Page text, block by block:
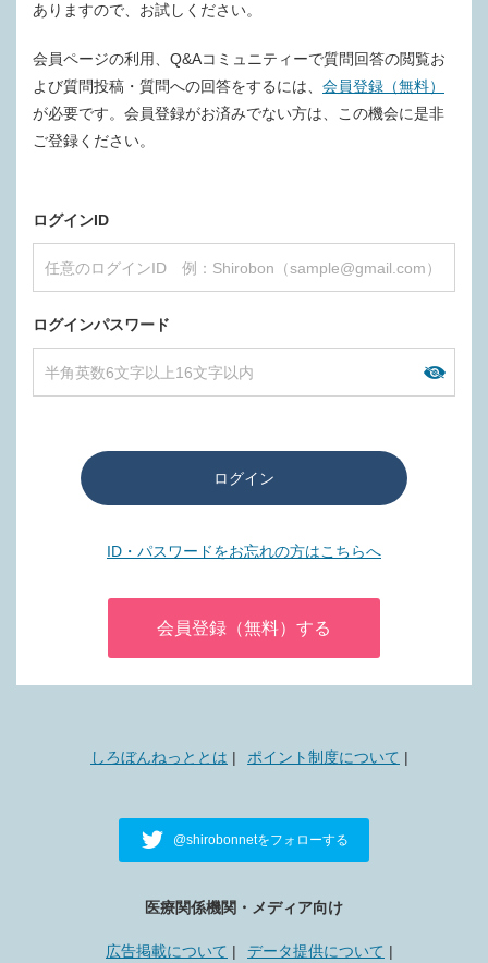
ありますので、お試しください。
会員ページの利用、Q&Aコミュニティーで質問回答の閲覧お
よび質問投稿・質問への回答をするには、 会員登録（無料）
が必要です。会員登録がお済みでない方は、この機会に是非
ご登録ください。
ログインID
ログインパスワード
ログイン
ID・パスワードをお忘れの方はこちらへ
会員登録（無料）する
しろぼんねっととは ポイント制度について
@shirobonnetをフォローする
医療関係機関・メディア向け
広告掲載について データ提供について